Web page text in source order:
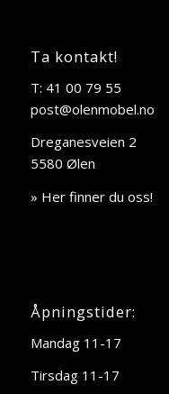
Ta kontakt!
T: 41 00 79 55
post@olenmobel.no
Dreganesveien 2
5580 Ølen
» Her finner du oss!
Åpningstider:
Mandag 11-17
Tirsdag 11-17